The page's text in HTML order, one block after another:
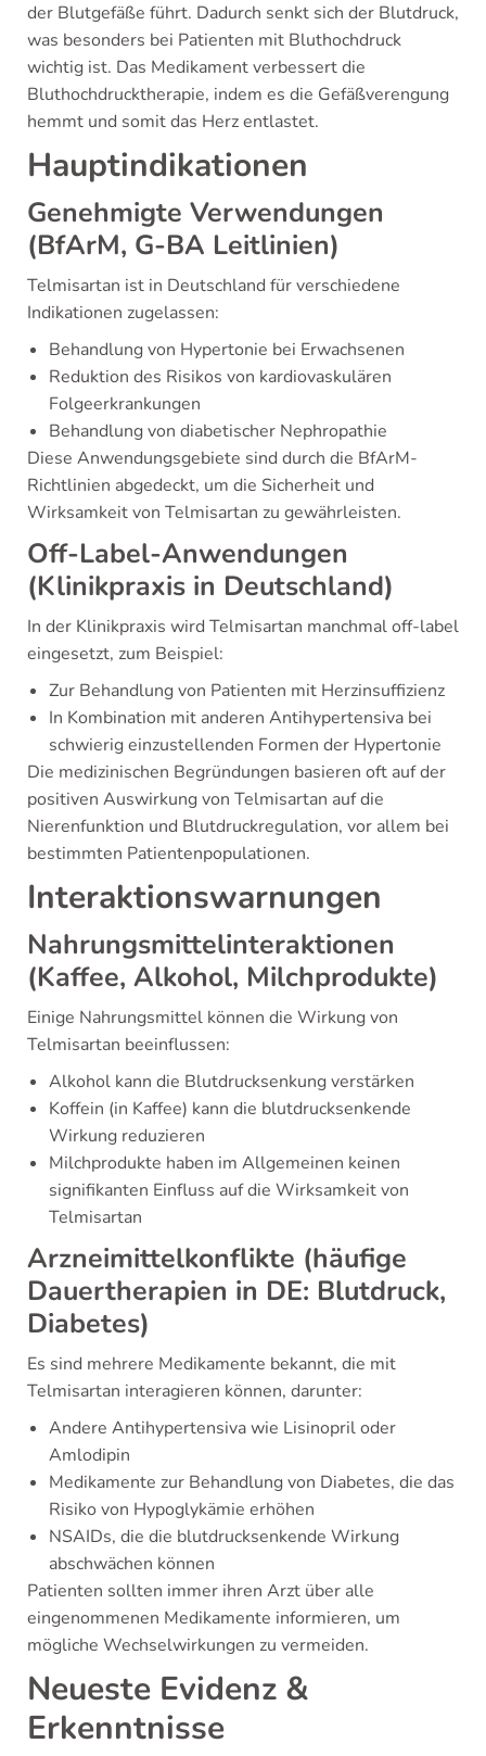
der Blutgefäße führt. Dadurch senkt sich der Blutdruck,
was besonders bei Patienten mit Bluthochdruck
wichtig ist. Das Medikament verbessert die
Bluthochdrucktherapie, indem es die Gefäßverengung
hemmt und somit das Herz entlastet.
Hauptindikationen
Genehmigte Verwendungen
(BfArM, G-BA Leitlinien)
Telmisartan ist in Deutschland für verschiedene
Indikationen zugelassen:
Behandlung von Hypertonie bei Erwachsenen
Reduktion des Risikos von kardiovaskulären
Folgeerkrankungen
Behandlung von diabetischer Nephropathie
Diese Anwendungsgebiete sind durch die BfArM-
Richtlinien abgedeckt, um die Sicherheit und
Wirksamkeit von Telmisartan zu gewährleisten.
Off-Label-Anwendungen
(Klinikpraxis in Deutschland)
In der Klinikpraxis wird Telmisartan manchmal off-label
eingesetzt, zum Beispiel:
Zur Behandlung von Patienten mit Herzinsuffizienz
In Kombination mit anderen Antihypertensiva bei
schwierig einzustellenden Formen der Hypertonie
Die medizinischen Begründungen basieren oft auf der
positiven Auswirkung von Telmisartan auf die
Nierenfunktion und Blutdruckregulation, vor allem bei
bestimmten Patientenpopulationen.
Interaktionswarnungen
Nahrungsmittelinteraktionen
(Kaffee, Alkohol, Milchprodukte)
Einige Nahrungsmittel können die Wirkung von
Telmisartan beeinflussen:
Alkohol kann die Blutdrucksenkung verstärken
Koffein (in Kaffee) kann die blutdrucksenkende
Wirkung reduzieren
Milchprodukte haben im Allgemeinen keinen
signifikanten Einfluss auf die Wirksamkeit von
Telmisartan
Arzneimittelkonflikte (häufige
Dauertherapien in DE: Blutdruck,
Diabetes)
Es sind mehrere Medikamente bekannt, die mit
Telmisartan interagieren können, darunter:
Andere Antihypertensiva wie Lisinopril oder
Amlodipin
Medikamente zur Behandlung von Diabetes, die das
Risiko von Hypoglykämie erhöhen
NSAIDs, die die blutdrucksenkende Wirkung
abschwächen können
Patienten sollten immer ihren Arzt über alle
eingenommenen Medikamente informieren, um
mögliche Wechselwirkungen zu vermeiden.
Neueste Evidenz &
Erkenntnisse